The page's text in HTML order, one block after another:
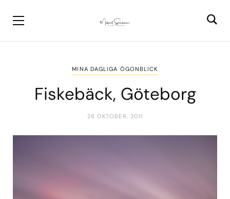
MINA DAGLIGA ÖGONBLICK
Fiskebäck, Göteborg
28 OKTOBER, 2011